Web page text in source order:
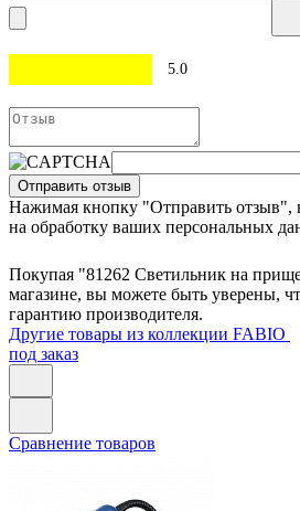
5.0
Отправить отзыв
Нажимая кнопку "Отправить отзыв",
на обработку ваших персональных
Покупая "81262 Светильник на
магазине, вы можете быть уверены,
гарантию производителя.
Другие товары из коллекции FABIO
под заказ
Сравнение товаров